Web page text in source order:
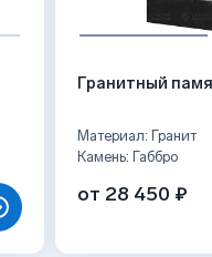
Гранитный
Материал: Гранит
Камень: Габбро
от 28 450 ₽